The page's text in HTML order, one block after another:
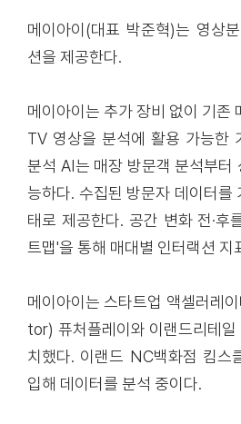
메이아이(대표 박준혁)는 영상
션을 제공한다.
메이아이는 추가 장비 없이 기존
TV 영상을 분석에 활용 가능한
분석 AI는 매장 방문객 분석부터
능하다. 수집된 방문자 데이터를
태로 제공한다. 공간 변화 전·후
트맵'을 통해 매대별 인터랙션 지
메이아이는 스타트업 액셀러레
tor) 퓨처플레이와 이랜드리테
치했다. 이랜드 NC백화점 킴스
입해 데이터를 분석 중이다.